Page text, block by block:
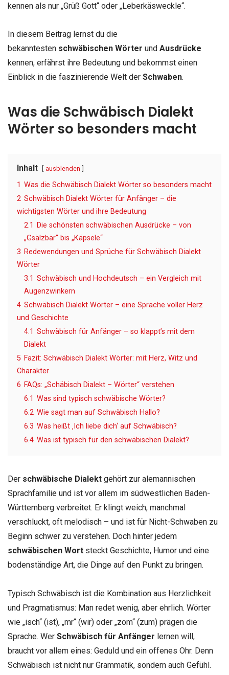
kennen als nur „Grüß Gott“ oder „Leberkäsweckle“.
In diesem Beitrag lernst du die
bekanntesten schwäbischen Wörter und Ausdrücke
kennen, erfährst ihre Bedeutung und bekommst einen
Einblick in die faszinierende Welt der Schwaben.
Was die Schwäbisch Dialekt
Wörter so besonders macht
Inhalt ausblenden
1 Was die Schwäbisch Dialekt Wörter so besonders macht
2 Schwäbisch Dialekt Wörter für Anfänger – die
wichtigsten Wörter und ihre Bedeutung
2.1 Die schönsten schwäbischen Ausdrücke – von
„Gsälzbär“ bis „Käpsele“
3 Redewendungen und Sprüche für Schwäbisch Dialekt
Wörter
3.1 Schwäbisch und Hochdeutsch – ein Vergleich mit
Augenzwinkern
4 Schwäbisch Dialekt Wörter – eine Sprache voller Herz
und Geschichte
4.1 Schwäbisch für Anfänger – so klappt’s mit dem
Dialekt
5 Fazit: Schwäbisch Dialekt Wörter: mit Herz, Witz und
Charakter
6 FAQs: „Schäbisch Dialekt – Wörter“ verstehen
6.1 Was sind typisch schwäbische Wörter?
6.2 Wie sagt man auf Schwäbisch Hallo?
6.3 Was heißt ‚Ich liebe dich‘ auf Schwäbisch?
6.4 Was ist typisch für den schwäbischen Dialekt?
Der schwäbische Dialekt gehört zur alemannischen
Sprachfamilie und ist vor allem im südwestlichen Baden-
Württemberg verbreitet. Er klingt weich, manchmal
verschluckt, oft melodisch – und ist für Nicht-Schwaben zu
Beginn schwer zu verstehen. Doch hinter jedem
schwäbischen Wort steckt Geschichte, Humor und eine
bodenständige Art, die Dinge auf den Punkt zu bringen.
Typisch Schwäbisch ist die Kombination aus Herzlichkeit
und Pragmatismus: Man redet wenig, aber ehrlich. Wörter
wie „isch“ (ist), „mr“ (wir) oder „zom“ (zum) prägen die
Sprache. Wer Schwäbisch für Anfänger lernen will,
braucht vor allem eines: Geduld und ein offenes Ohr. Denn
Schwäbisch ist nicht nur Grammatik, sondern auch Gefühl.